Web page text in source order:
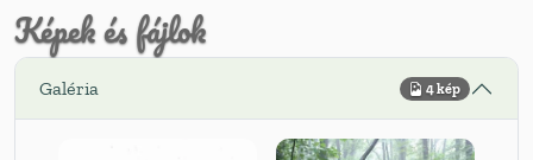
Képek és fájlok
Galéria 4 kép